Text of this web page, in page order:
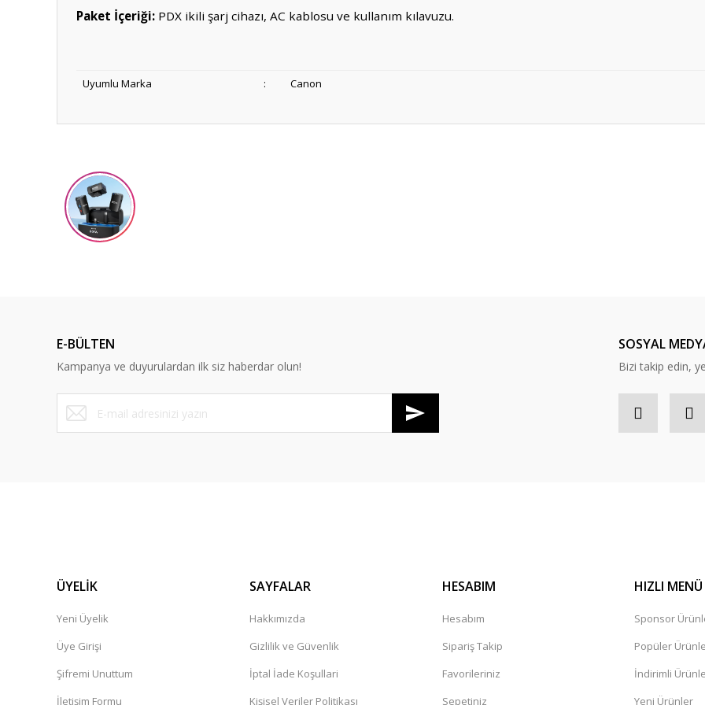
Paket İçeriği: PDX ikili şarj cihazı, AC kablosu ve kullanım kılavuzu.
Uyumlu Marka : Canon
Ürün resmi kalitesiz, bozuk veya görüntülenemiyor.
Ürün açıklamasında eksik bilgiler bulunuyor.
E-BÜLTEN
Kampanya ve duyurulardan ilk siz haberdar olun!
SOSYAL
Bizi takip edin,
ÜYELİK
Yeni Üyelik
Üye Girişi
Şifremi Unuttum
İletişim Formu
SAYFALAR
Hakkımızda
Gizlilik ve Güvenlik
İptal İade Koşullari
Kişisel Veriler Politikası
HESABIM
Hesabım
Sipariş Takip
Favorileriniz
Sepetiniz
HIZLI MENÜ
Sponsor
Popüler
İndirimli
Yeni Ürünler